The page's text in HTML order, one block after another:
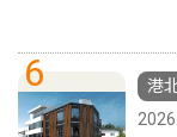
6
港